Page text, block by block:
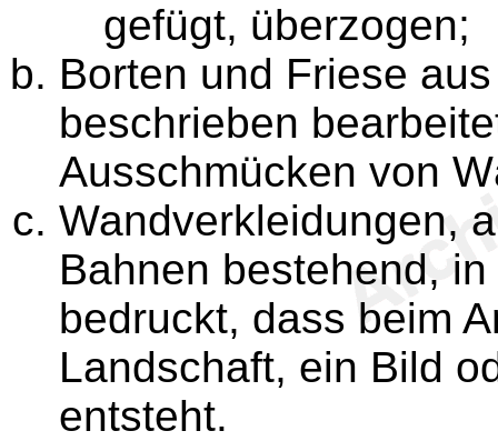
gefügt, überzogen;
Borten und Friese
beschrieben
Ausschmücken von
Wandverkleidungen,
Bahnen bestehend,
bedruckt, dass beim
Landschaft, ein Bild
entsteht.